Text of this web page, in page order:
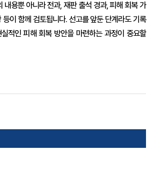
내용뿐 아니라 전과, 재판 출석 경과, 피해 회복 가
등이 함께 검토됩니다. 선고를 앞둔 단계라도 기록
적인 피해 회복 방안을 마련하는 과정이 중요할